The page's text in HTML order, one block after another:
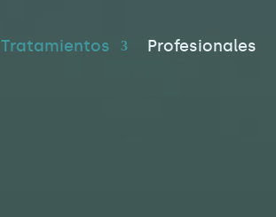
Tratamientos Profesionales